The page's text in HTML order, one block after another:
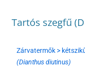
Tartós szegfű
Zárvatermők >
(Dianthus diutinus)